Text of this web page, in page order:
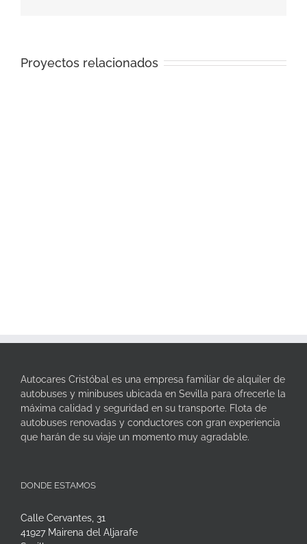
Proyectos relacionados
Autocares Cristóbal es una empresa familiar de alquiler de
autobuses y minibuses ubicada en Sevilla para ofrecerle la
máxima calidad y seguridad en su transporte. Flota de
autobuses renovadas y conductores con gran experiencia
que harán de su viaje un momento muy agradable.
DONDE ESTAMOS
Calle Cervantes, 31
41927 Mairena del Aljarafe